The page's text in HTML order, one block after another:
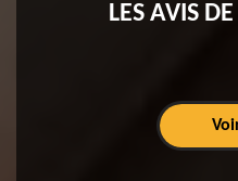
LES AVIS